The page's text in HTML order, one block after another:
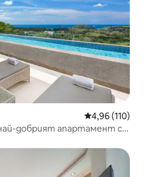
Средна
4,96 (110)
най-добрият апартамент с 3